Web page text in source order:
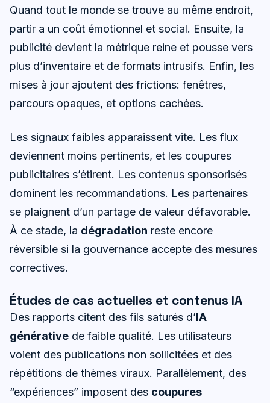
Quand tout le monde se trouve au même endroit,
partir a un coût émotionnel et social. Ensuite, la
publicité devient la métrique reine et pousse vers
plus d’inventaire et de formats intrusifs. Enfin, les
mises à jour ajoutent des frictions: fenêtres,
parcours opaques, et options cachées.
Les signaux faibles apparaissent vite. Les flux
deviennent moins pertinents, et les coupures
publicitaires s’étirent. Les contenus sponsorisés
dominent les recommandations. Les partenaires
se plaignent d’un partage de valeur défavorable.
À ce stade, la dégradation reste encore
réversible si la gouvernance accepte des mesures
correctives.
Études de cas actuelles et contenus IA
Des rapports citent des fils saturés d’IA
générative de faible qualité. Les utilisateurs
voient des publications non sollicitées et des
répétitions de thèmes viraux. Parallèlement, des
“expériences” imposent des coupures